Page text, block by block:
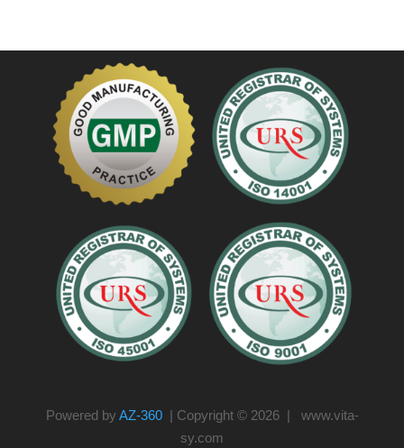
Powered by AZ-360| Copyright © 2026 | www.vita-
sy.com